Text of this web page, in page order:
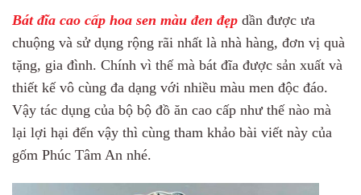
Bát đĩa cao cấp hoa sen màu đen đẹp dần được ưa
chuộng và sử dụng rộng rãi nhất là nhà hàng, đơn vị quà
tặng, gia đình. Chính vì thế mà bát đĩa được sản xuất và
thiết kế vô cùng đa dạng với nhiều màu men độc đáo.
Vậy tác dụng của bộ bộ đồ ăn cao cấp như thế nào mà
lại lợi hại đến vậy thì cùng tham khảo bài viết này của
gốm Phúc Tâm An nhé.